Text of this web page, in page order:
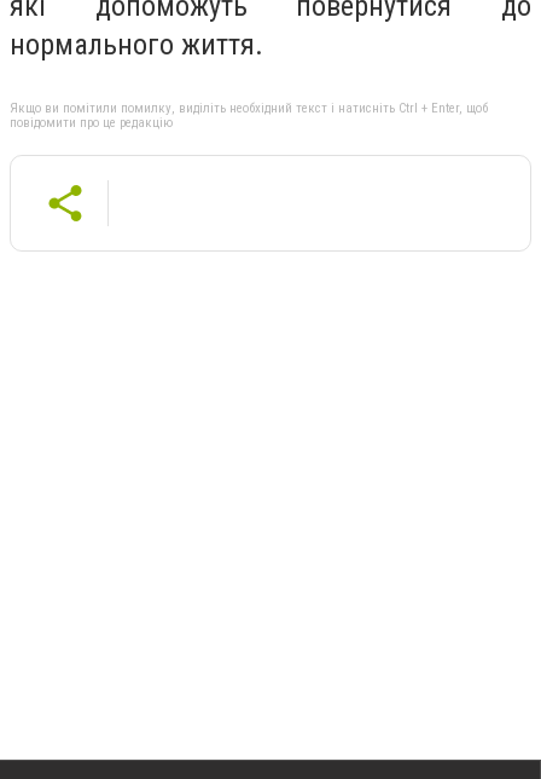
нормального життя.
Якщо ви помітили помилку, виділіть необхідний текст і натисніть Ctrl + Enter, щоб
повідомити про це редакцію